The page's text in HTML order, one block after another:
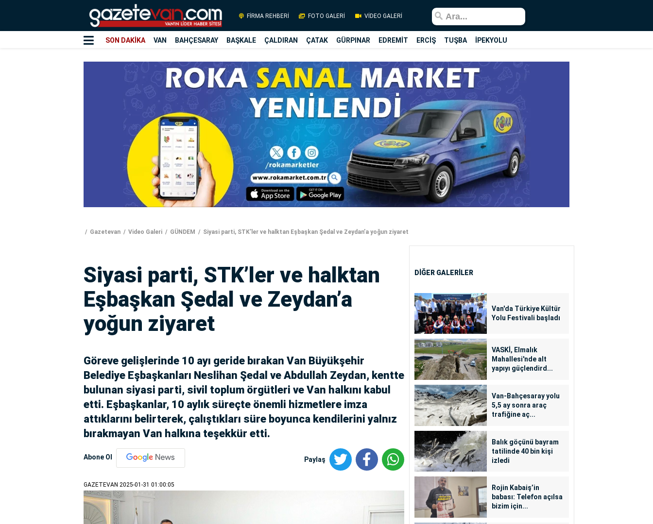
FİRMA REHBERİ FOTO GALERİ VİDEO GALERİ
SON DAKİKA VAN BAHÇESARAY BAŞKALE ÇALDIRAN ÇATAK GÜRPINAR EDREMİT ERCİŞ TUŞBA İPEKYOLU
Gazetevan Video Galeri GÜNDEM Siyasi parti, STK’ler ve halktan Eşbaşkan Şedal ve Zeydan’a yoğun ziyaret
Siyasi parti, STK’ler ve halktan
Eşbaşkan Şedal ve Zeydan’a
yoğun ziyaret
Göreve gelişlerinde 10 ayı geride bırakan Van Büyükşehir
Belediye Eşbaşkanları Neslihan Şedal ve Abdullah Zeydan, kentte
bulunan siyasi parti, sivil toplum örgütleri ve Van halkını kabul
etti. Eşbaşkanlar, 10 aylık süreçte önemli hizmetlere imza
attıklarını belirterek, çalıştıkları süre boyunca kendilerini yalnız
bırakmayan Van halkına teşekkür etti.
Abone Ol Paylaş
GAZETEVAN 2025-01-31 01:00:05
DİĞER GALERİLER
Van'da Türkiye Kültür
Yolu Festivali başladı
VASKİ, Elmalık
Mahallesi'nde alt
yapıyı güçlendird...
Van-Bahçesaray yolu
5,5 ay sonra araç
trafiğine aç...
Balık göçünü bayram
tatilinde 40 bin kişi
izledi
Rojin Kabaiş’in
babası: Telefon açılsa
bizim için...